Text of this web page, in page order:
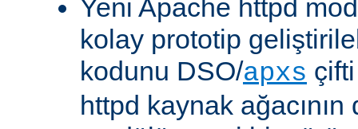
Yeni Apache httpd
kolay prototip
kodunu DSO/apxs
httpd kaynak ağacının